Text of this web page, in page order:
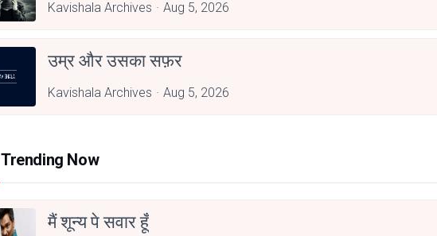
Kavishala Archives Aug 5, 2026
उम्र और उसका सफ़र
Kavishala Archives Aug 5, 2026
Trending Now
मैं शून्य पे सवार हूँ